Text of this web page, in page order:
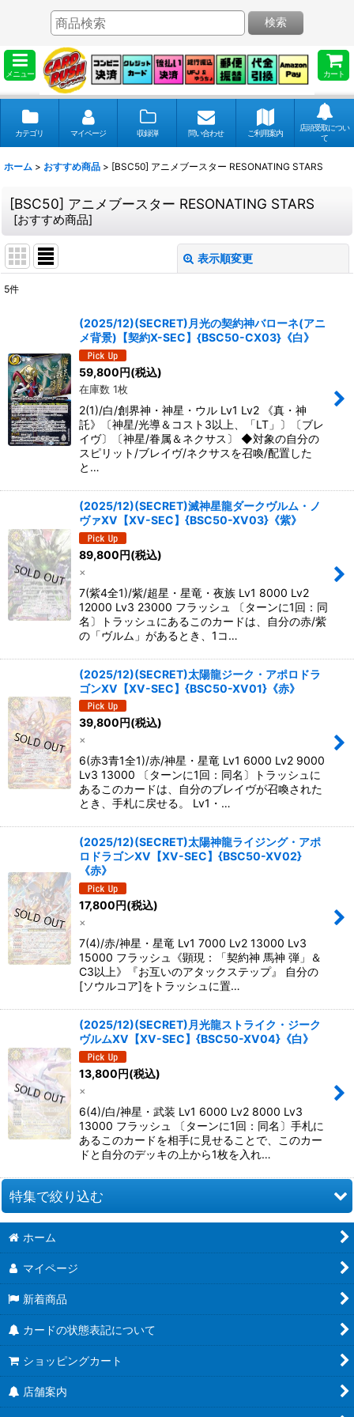
メニュー カート
検索
カテゴリ マイページ 収録弾 問い合わせ ご利用案内
店頭受取につい
て
ホーム > おすすめ商品 > [BSC50] アニメブースター RESONATING STARS
[BSC50] アニメブースター RESONATING STARS
[おすすめ商品]
表示順変更
5件
(2025/12)(SECRET)月光の契約神バローネ(アニ
メ背景)【契約X-SEC】{BSC50-CX03}《白》
59,800円(税込)
在庫数 1枚
2(1)/白/創界神・神星・ウル Lv1 Lv2 《真・神
託》〔神星/光導＆コスト3以上、「LT」〕〔ブレ
イヴ〕〔神星/眷属＆ネクサス〕 ◆対象の自分の
スピリット/ブレイヴ/ネクサスを召喚/配置した
と…
(2025/12)(SECRET)滅神星龍ダークヴルム・ノ
ヴァXV【XV-SEC】{BSC50-XV03}《紫》
89,800円(税込)
×
7(紫4全1)/紫/超星・星竜・夜族 Lv1 8000 Lv2
12000 Lv3 23000 フラッシュ 〔ターンに1回：同
名〕トラッシュにあるこのカードは、自分の赤/紫
の「ヴルム」があるとき、1コ…
(2025/12)(SECRET)太陽龍ジーク・アポロドラ
ゴンXV【XV-SEC】{BSC50-XV01}《赤》
39,800 円(税込)
×
6(赤3青1全1)/赤/神星・星竜 Lv1 6000 Lv2 9000
Lv3 13000 〔ターンに1回：同名〕トラッシュに
あるこのカードは、自分のブレイヴが召喚された
とき、手札に戻せる。 Lv1・…
(2025/12)(SECRET)太陽神龍ライジング・アポ
ロドラゴンXV【XV-SEC】{BSC50-XV02}
《赤》
17,800円(税込)
×
7(4)/赤/神星・星竜 Lv1 7000 Lv2 13000 Lv3
15000 フラッシュ《顕現：「契約神 馬神 弾」＆
C3以上》『お互いのアタックステップ』 自分の
[ソウルコア]をトラッシュに置…
(2025/12)(SECRET)月光龍ストライク・ジーク
ヴルムXV【XV-SEC】{BSC50-XV04}《白》
13,800円(税込)
×
6(4)/白/神星・武装 Lv1 6000 Lv2 8000 Lv3
13000 フラッシュ 〔ターンに1回：同名〕手札に
あるこのカードを相手に見せることで、このカー
ドと自分のデッキの上から1枚を入れ…
特集で絞り込む
[26RBS02] 幻惑の翔風
[26RCB01]コラボブースター 仮面ライダー 運命の戦線
[26RSD07]コラボスターター 仮面ライダー AGENT OF DREAM
[26RBS01] 創世の鼓動
[26RSD01~06] バトスピエントリーデッキ
ホーム
マイページ
新着商品
カードの状態表記について
ショッピングカート
店舗案内